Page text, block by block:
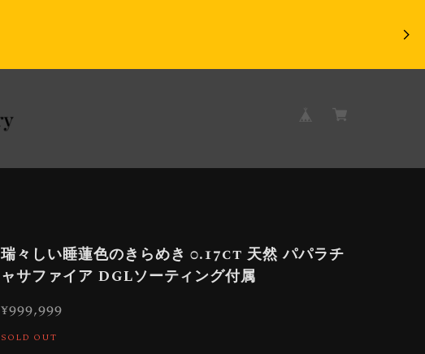
瑞々しい睡蓮色のきらめき 0.17ct 天然 パパラチ
ャサファイア DGLソーティング付属
¥999,999
SOLD OUT